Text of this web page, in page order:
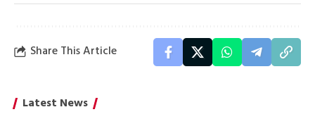
Share This Article
Latest News